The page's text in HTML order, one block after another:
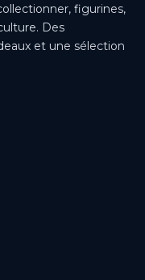
figurines,
Des
et une sélection